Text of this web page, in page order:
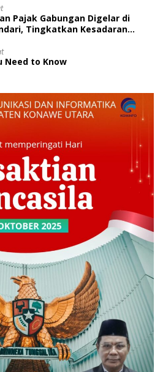
Pajak Gabungan Digelar di
Tingkatkan Kesadaran
Need to Know